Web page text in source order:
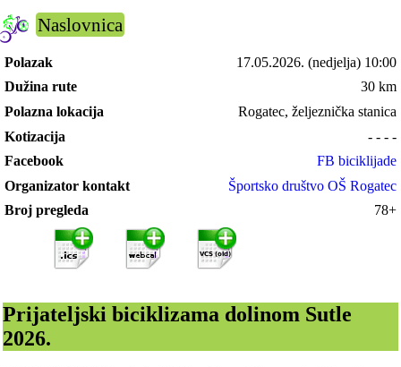
Naslovnica
Polazak 17.05.2026. (nedjelja) 10:00
Dužina rute
30 km
Polazna lokacija
Rogatec, željeznička stanica
Kotizacija
- - - -
Facebook
FB biciklijade
Organizator kontakt
Športsko društvo OŠ Rogatec
Broj pregleda
78+
Prijateljski biciklizama dolinom Sutle
2026.